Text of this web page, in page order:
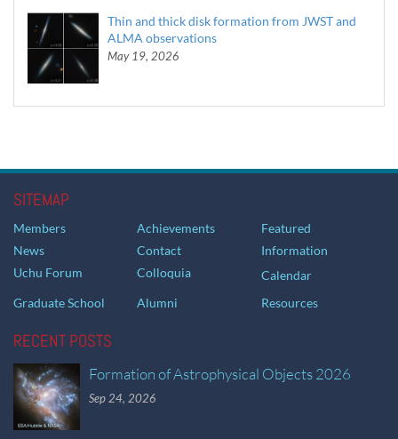
Thin and thick disk formation from JWST and
ALMA observations
May 19, 2026
SITEMAP
Members Achievements
Featured
News
Contact
Information
Uchu Forum
Colloquia
Calendar
Graduate School
Alumni Resources
RECENT POSTS
Formation of Astrophysical Objects 2026
Sep 24, 2026